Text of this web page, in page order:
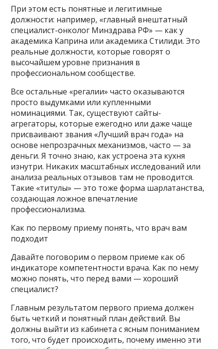
При этом есть понятные и легитимные
должности: например, «главный внештатный
специалист-онколог Минздрава РФ» — как у
академика Каприна или академика Стилиди. Это
реальные должности, которые говорят о
высочайшем уровне признания в
профессиональном сообществе.
Все остальные «регалии» часто оказываются
просто выдумками или купленными
номинациями. Так, существуют сайты-
агрегаторы, которые ежегодно или даже чаще
присваивают звания «Лучший врач года» на
основе непрозрачных механизмов, часто — за
деньги. Я точно знаю, как устроена эта кухня
изнутри. Никаких масштабных исследований или
анализа реальных отзывов там не проводится.
Такие «титулы» — это тоже форма шарлатанства,
создающая ложное впечатление
профессионализма.
Как по первому приему понять, что врач вам
подходит
Давайте поговорим о первом приеме как об
индикаторе компетентности врача. Как по нему
можно понять, что перед вами — хороший
специалист?
Главным результатом первого приема должен
быть четкий и понятный план действий. Вы
должны выйти из кабинета с ясным пониманием
того, что будет происходить, почему именно эти